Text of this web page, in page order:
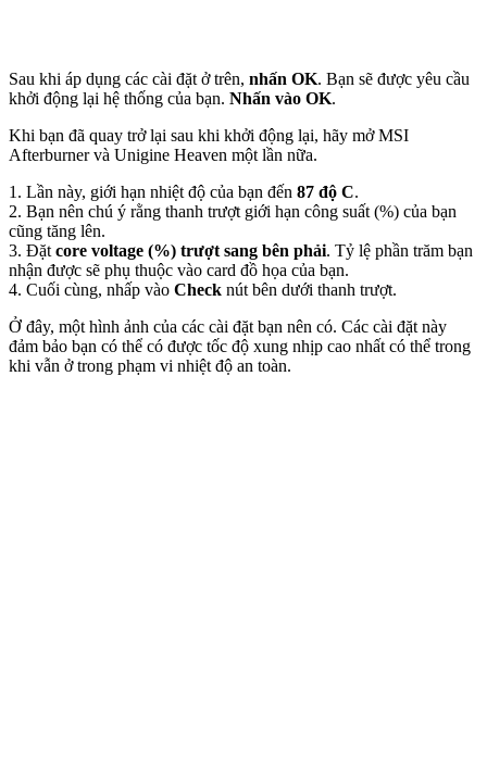
Sau khi áp dụng các cài đặt ở trên, nhấn OK. Bạn sẽ được yêu cầu
khởi động lại hệ thống của bạn. Nhấn vào OK.
Khi bạn đã quay trở lại sau khi khởi động lại, hãy mở MSI
Afterburner và Unigine Heaven một lần nữa.
1. Lần này, giới hạn nhiệt độ của bạn đến 87 độ C.
2. Bạn nên chú ý rằng thanh trượt giới hạn công suất (%) của bạn
cũng tăng lên.
3. Đặt core voltage (%) trượt sang bên phải. Tỷ lệ phần trăm bạn
nhận được sẽ phụ thuộc vào card đồ họa của bạn.
4. Cuối cùng, nhấp vào Check nút bên dưới thanh trượt.
Ở đây, một hình ảnh của các cài đặt bạn nên có. Các cài đặt này
đảm bảo bạn có thể có được tốc độ xung nhịp cao nhất có thể trong
khi vẫn ở trong phạm vi nhiệt độ an toàn.